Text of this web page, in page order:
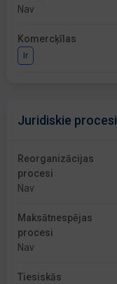
Nav
Komercķīlas
Ir
Juridiskie procesi
Reorganizācijas
procesi
Nav
Maksātnespējas
procesi
Nav
Tiesiskās